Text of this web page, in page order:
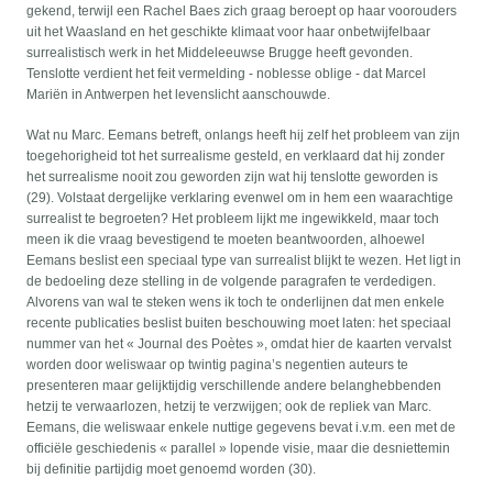
gekend, terwijl een Rachel Baes zich graag beroept op haar voorouders
uit het Waasland en het geschikte klimaat voor haar onbetwijfelbaar
surrealistisch werk in het Middeleeuwse Brugge heeft gevonden.
Tenslotte verdient het feit vermelding - noblesse oblige - dat Marcel
Mariën in Antwerpen het levenslicht aanschouwde.
Wat nu Marc. Eemans betreft, onlangs heeft hij zelf het probleem van zijn
toegehorigheid tot het surrealisme gesteld, en verklaard dat hij zonder
het surrealisme nooit zou geworden zijn wat hij tenslotte geworden is
(29). Volstaat dergelijke verklaring evenwel om in hem een waarachtige
surrealist te begroeten? Het probleem lijkt me ingewikkeld, maar toch
meen ik die vraag bevestigend te moeten beantwoorden, alhoewel
Eemans beslist een speciaal type van surrealist blijkt te wezen. Het ligt in
de bedoeling deze stelling in de volgende paragrafen te verdedigen.
Alvorens van wal te steken wens ik toch te onderlijnen dat men enkele
recente publicaties beslist buiten beschouwing moet laten: het speciaal
nummer van het « Journal des Poètes », omdat hier de kaarten vervalst
worden door weliswaar op twintig pagina’s negentien auteurs te
presenteren maar gelijktijdig verschillende andere belanghebbenden
hetzij te verwaarlozen, hetzij te verzwijgen; ook de repliek van Marc.
Eemans, die weliswaar enkele nuttige gegevens bevat i.v.m. een met de
officiële geschiedenis « parallel » lopende visie, maar die desniettemin
bij definitie partijdig moet genoemd worden (30).